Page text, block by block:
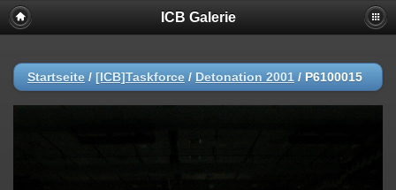
ICB Galerie
Startseite / [ICB]Taskforce / Detonation 2001 / P6100015